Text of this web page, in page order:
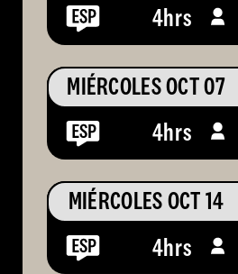
4hrs
MIÉRCOLES OCT 07
4hrs
MIÉRCOLES OCT 14
4hrs